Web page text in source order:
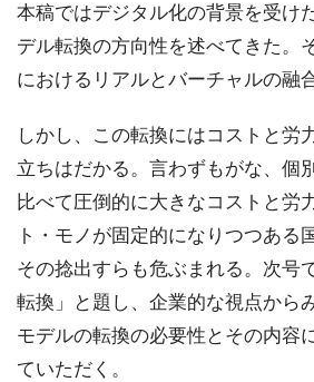
本稿ではデジタル化の背景を受け
デル転換の方向性を述べてきた。
におけるリアルとバーチャルの融
しかし、この転換にはコストと労
立ちはだかる。言わずもがな、個
比べて圧倒的に大きなコストと労
ト・モノが固定的になりつつある
その捻出すらも危ぶまれる。次号
転換」と題し、企業的な視点から
モデルの転換の必要性とその内容
ていただく。